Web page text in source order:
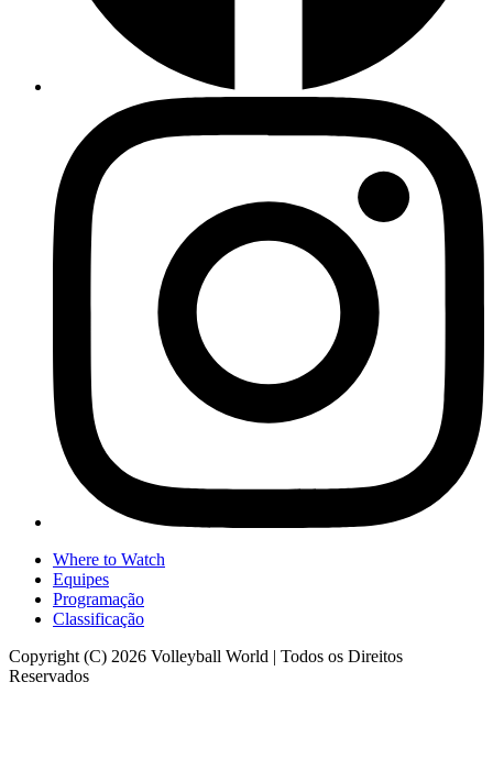
Where to Watch
Equipes
Programação
Classificação
Copyright (C) 2026 Volleyball World | Todos os Direitos
Reservados